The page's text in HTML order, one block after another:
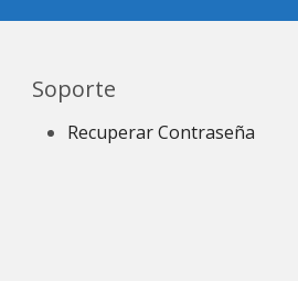
Soporte
Recuperar Contraseña